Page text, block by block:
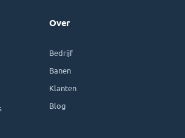
Over
Bedrijf
Banen
Klanten
Blog